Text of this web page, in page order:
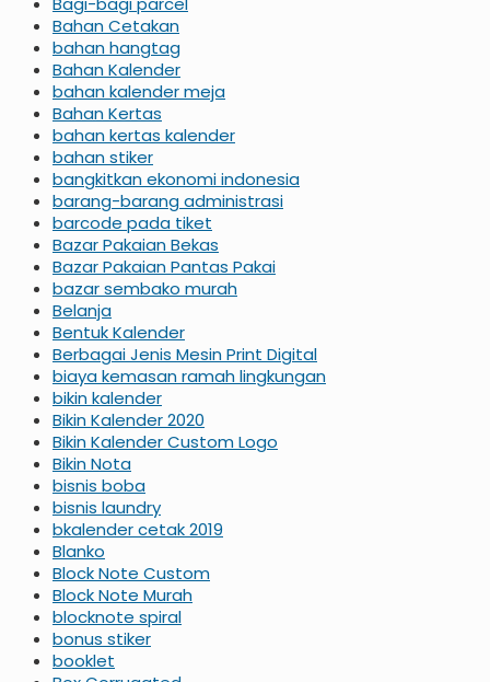
Bahan Cetakan
bahan hangtag
Bahan Kalender
bahan kalender meja
Bahan Kertas
bahan kertas kalender
bahan stiker
bangkitkan ekonomi indonesia
barang-barang administrasi
barcode pada tiket
Bazar Pakaian Bekas
Bazar Pakaian Pantas Pakai
bazar sembako murah
Belanja
Bentuk Kalender
Berbagai Jenis Mesin Print Digital
biaya kemasan ramah lingkungan
bikin kalender
Bikin Kalender 2020
Bikin Kalender Custom Logo
Bikin Nota
bisnis boba
bisnis laundry
bkalender cetak 2019
Blanko
Block Note Custom
Block Note Murah
blocknote spiral
bonus stiker
booklet